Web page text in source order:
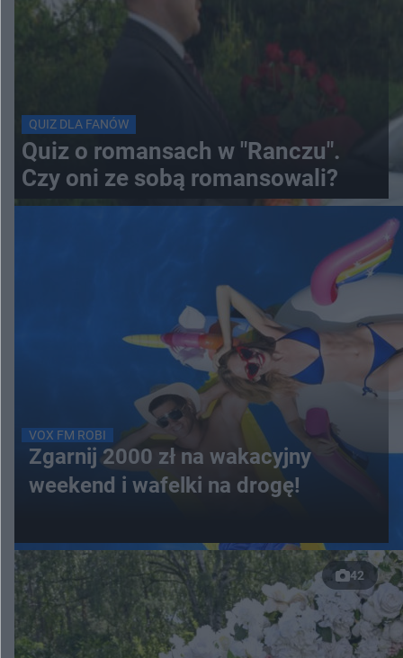
QUIZ DLA FANÓW
Quiz o romansach w "Ranczu".
Czy oni ze sobą romansowali?
VOX FM ROBI
Zgarnij 2000 zł na wakacyjny
weekend i wafelki na drogę!
42